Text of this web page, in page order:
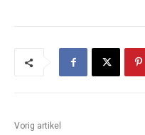
Vorig artikel